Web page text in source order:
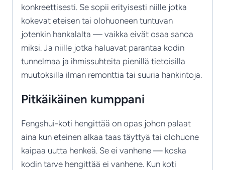
konkreettisesti. Se sopii erityisesti niille jotka
kokevat eteisen tai olohuoneen tuntuvan
jotenkin hankalalta — vaikka eivät osaa sanoa
miksi. Ja niille jotka haluavat parantaa kodin
tunnelmaa ja ihmissuhteita pienillä tietoisilla
muutoksilla ilman remonttia tai suuria hankintoja.
Pitkäikäinen kumppani
Fengshui-koti hengittää on opas johon palaat
aina kun eteinen alkaa taas täyttyä tai olohuone
kaipaa uutta henkeä. Se ei vanhene — koska
kodin tarve hengittää ei vanhene. Kun koti